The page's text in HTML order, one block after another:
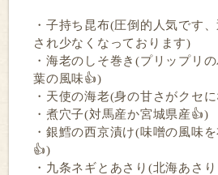
・子持ち昆布(圧倒的人気です
され少なくなっております)
・海老のしそ巻き(プリップリ
葉の風味👍)
・天使の海老(身の甘さがクセ
・煮穴子(対馬産か宮城県産👍)
・銀鱈の西京漬け(味噌の風味
👍)
・九条ネギとあさり(北海あさ